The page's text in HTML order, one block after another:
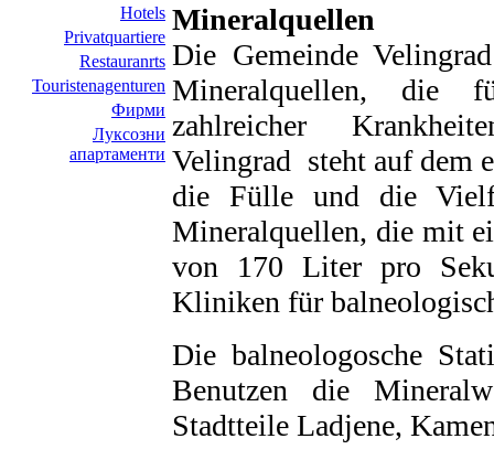
Hotels
Privatquartiere
Restauranrts
Touristenagenturen
Фирми
Луксозни
апартаменти
Mineralquellen
Die Gemeinde
Mineralquellen, die
zahlreicher
Velingrad steht auf dem
die Fülle und die
Mineralquellen, die mit
von 170 Liter pro
Kliniken für
Die balneologosche
Benutzen die
Stadtteile Ladjene,